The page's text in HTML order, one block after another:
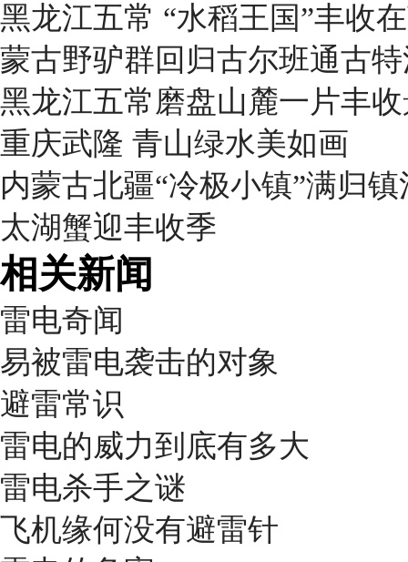
黑龙江五常 “水稻王国”丰收
蒙古野驴群回归古尔班通古
黑龙江五常磨盘山麓一片丰
重庆武隆 青山绿水美如画
内蒙古北疆“冷极小镇”满归
太湖蟹迎丰收季
相关新闻
雷电奇闻
易被雷电袭击的对象
避雷常识
雷电的威力到底有多大
雷电杀手之谜
飞机缘何没有避雷针